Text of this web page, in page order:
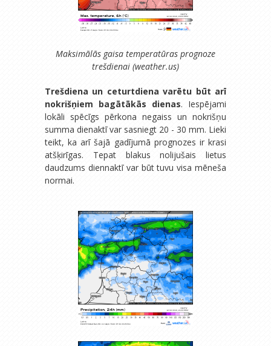
Maksimālās gaisa temperatūras prognoze
trešdienai (weather.us)
Trešdiena un ceturtdiena varētu būt arī
nokrišņiem bagātākās dienas. Iespējami
lokāli spēcīgs pērkona negaiss un nokrišņu
summa dienaktī var sasniegt 20 - 30 mm. Lieki
teikt, ka arī šajā gadījumā prognozes ir krasi
atšķirīgas. Tepat blakus nolijušais lietus
daudzums diennaktī var būt tuvu visa mēneša
normai.